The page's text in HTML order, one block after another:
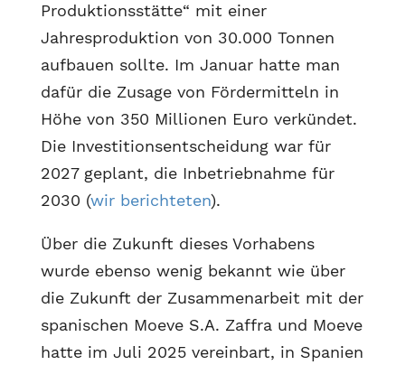
Produktionsstätte“ mit einer
Jahresproduktion von 30.000 Tonnen
aufbauen sollte. Im Januar hatte man
dafür die Zusage von Fördermitteln in
Höhe von 350 Millionen Euro verkündet.
Die Investitionsentscheidung war für
2027 geplant, die Inbetriebnahme für
2030 (wir berichteten).
Über die Zukunft dieses Vorhabens
wurde ebenso wenig bekannt wie über
die Zukunft der Zusammenarbeit mit der
spanischen Moeve S.A. Zaffra und Moeve
hatte im Juli 2025 vereinbart, in Spanien